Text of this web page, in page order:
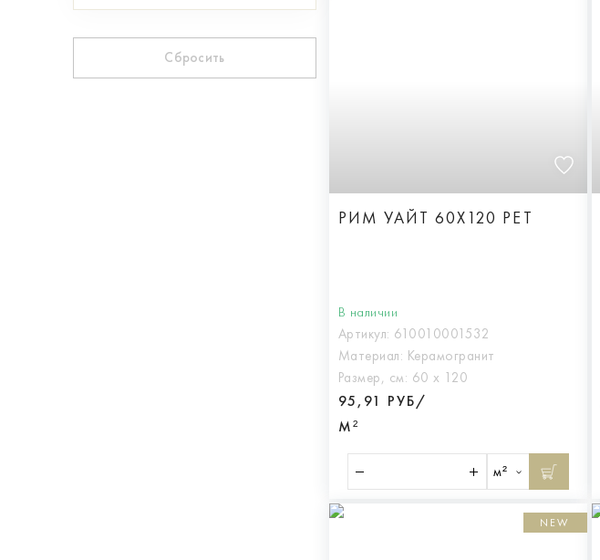
Сбросить
РИМ УАЙТ 60X120 РЕТ
В наличии
Артикул: 610010001532
Материал: Керамогранит
Размер, см: 60 х 120
95,91 РУБ/
М²
м²
NEW